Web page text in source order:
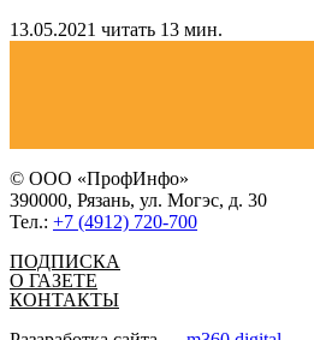
13.05.2021 читать 13 мин.
© ООО «ПрофИнфо»
390000, Рязань, ул. Могэс, д. 30
Тел.: +7 (4912) 720-700
ПОДПИСКА
О ГАЗЕТЕ
КОНТАКТЫ